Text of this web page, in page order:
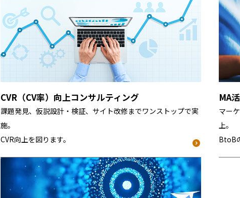
CVR（CV率）向上コンサルティング
課題発見、仮説設計・検証、サイト改修までワンストップで実
施。
CVR向上を図ります。
MA
マー
上。
BtoB